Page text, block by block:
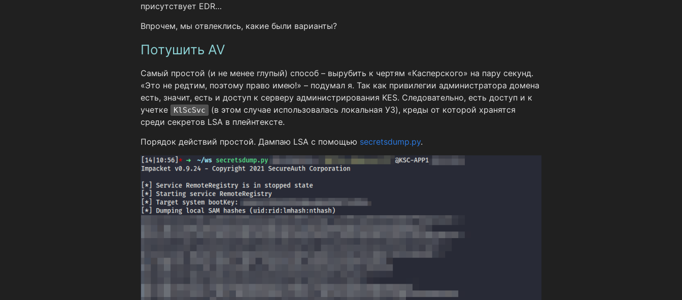
присутствует EDR…
Впрочем, мы отвлеклись, какие были варианты?
Потушить AV
Самый простой (и не менее глупый) способ – вырубить к чертям «Касперского» на пару секунд.
«Это не редтим, поэтому право имею!» – подумал я. Так как привилегии администратора домена
есть, значит, есть и доступ к серверу администрирования KES. Следовательно, есть доступ и к
учетке
KlScSvc
(в этом случае использовалась локальная УЗ), креды от которой хранятся
среди секретов LSA в плейнтексте.
Порядок действий простой. Дампаю LSA с помощью secretsdump.py.